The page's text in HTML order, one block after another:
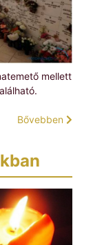
mellett
Bővebben